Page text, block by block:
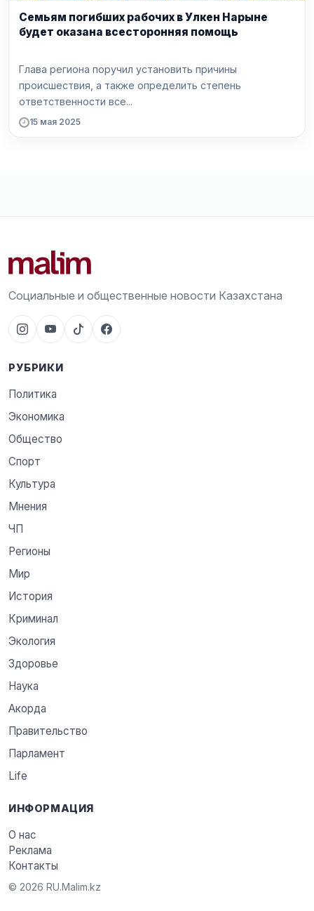
Семьям погибших рабочих в Улкен Нарыне
будет оказана всесторонняя помощь
Глава региона поручил установить причины
происшествия, а также определить степень
ответственности все...
15 мая 2025
Социальные и общественные новости Казахстана
РУБРИКИ
Политика
Экономика
Общество
Спорт
Культура
Мнения
ЧП
Регионы
Мир
История
Криминал
Экология
Здоровье
Наука
Акорда
Правительство
Парламент
Life
ИНФОРМАЦИЯ
О нас
Реклама
Контакты
© 2026 RU.Malim.kz